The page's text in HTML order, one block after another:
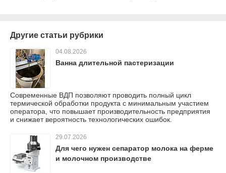
Другие статьи рубрики
04.08.2026
Ванна длительной пастеризации
Современные ВДП позволяют проводить полный цикл
термической обработки продукта с минимальным участием
оператора, что повышает производительность предприятия
и снижает вероятность технологических ошибок.
29.07.2026
Для чего нужен сепаратор молока на ферме
и молочном производстве